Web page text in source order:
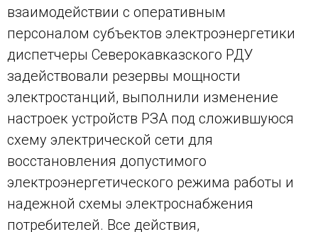
взаимодействии с оперативным
персоналом субъектов электроэнергетики
диспетчеры Северокавказского РДУ
задействовали резервы мощности
электростанций, выполнили изменение
настроек устройств РЗА под сложившуюся
схему электрической сети для
восстановления допустимого
электроэнергетического режима работы и
надежной схемы электроснабжения
потребителей. Все действия,